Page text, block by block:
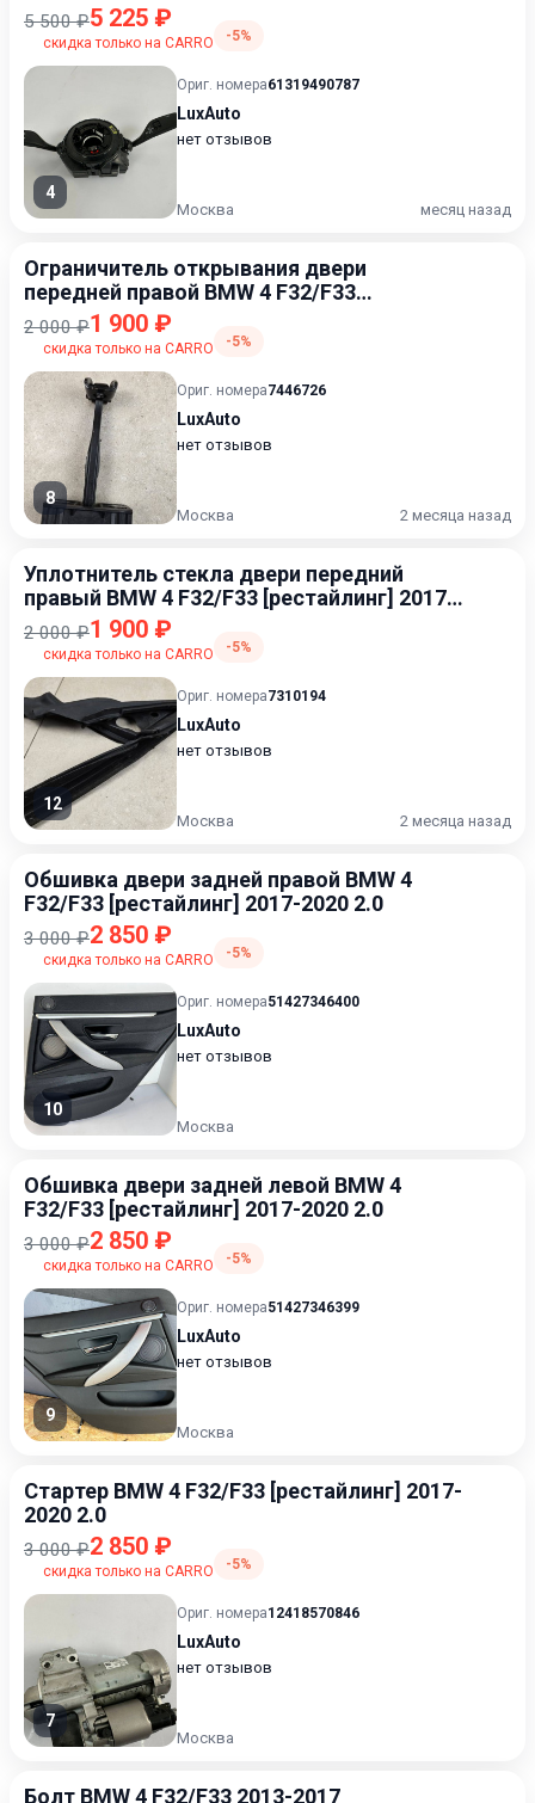
5 500 ₽5 225 ₽
скидка только на CARRO -5%
4
Ориг. номера61319490787
LuxAuto
нет отзывов
Москва месяц назад
Ограничитель открывания двери
передней правой BMW 4 F32/F33
[рестайлинг] 2017-2020 2.0
2 000 ₽1 900 ₽
скидка только на CARRO -5%
8
Ориг. номера7446726
LuxAuto
нет отзывов
Москва 2 месяца назад
Уплотнитель стекла двери передний
правый BMW 4 F32/F33 [рестайлинг] 2017-
2020 2.0
2 000 ₽1 900 ₽
скидка только на CARRO -5%
12
Ориг. номера7310194
LuxAuto
нет отзывов
Москва 2 месяца назад
Обшивка двери задней правой BMW 4
F32/F33 [рестайлинг] 2017-2020 2.0
3 000 ₽2 850 ₽
скидка только на CARRO -5%
10
Ориг. номера51427346400
LuxAuto
нет отзывов
Москва
Обшивка двери задней левой BMW 4
F32/F33 [рестайлинг] 2017-2020 2.0
3 000 ₽2 850 ₽
скидка только на CARRO -5%
9
Ориг. номера51427346399
LuxAuto
нет отзывов
Москва
Стартер BMW 4 F32/F33 [рестайлинг] 2017-
2020 2.0
3 000 ₽2 850 ₽
скидка только на CARRO -5%
7
Ориг. номера12418570846
LuxAuto
нет отзывов
Москва
Болт BMW 4 F32/F33 2013-2017